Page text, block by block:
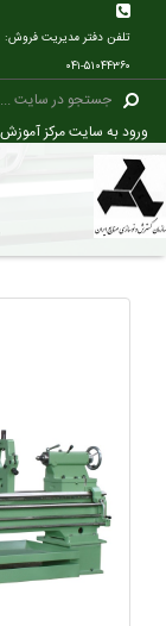
تلفن دفتر مدیریت فروش:
۰۴۱-۵۱۰۴۴۳۶۰
ورود به سایت مرکز